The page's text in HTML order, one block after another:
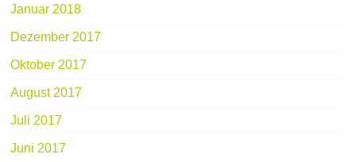
Januar 2018
Dezember 2017
Oktober 2017
August 2017
Juli 2017
Juni 2017